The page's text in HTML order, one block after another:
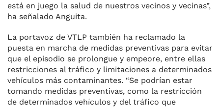
está en juego la salud de nuestros vecinos y vecinas”,
ha señalado Anguita.
La portavoz de VTLP también ha reclamado la
puesta en marcha de medidas preventivas para evitar
que el episodio se prolongue y empeore, entre ellas
restricciones al tráfico y limitaciones a determinados
vehículos más contaminantes. “Se podrían estar
tomando medidas preventivas, como la restricción
de determinados vehículos y del tráfico que